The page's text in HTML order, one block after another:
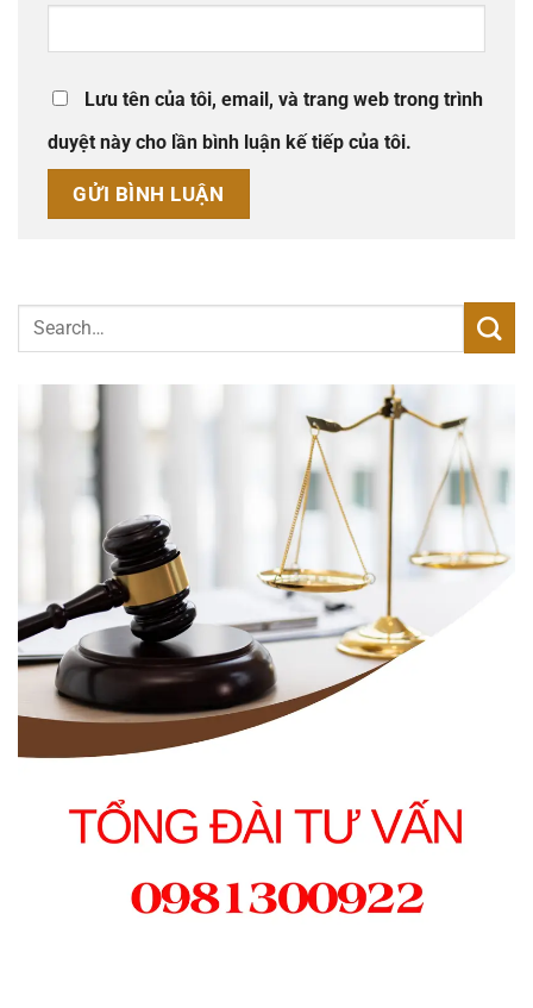
Lưu tên của tôi, email, và trang web trong trình
duyệt này cho lần bình luận kế tiếp của tôi.